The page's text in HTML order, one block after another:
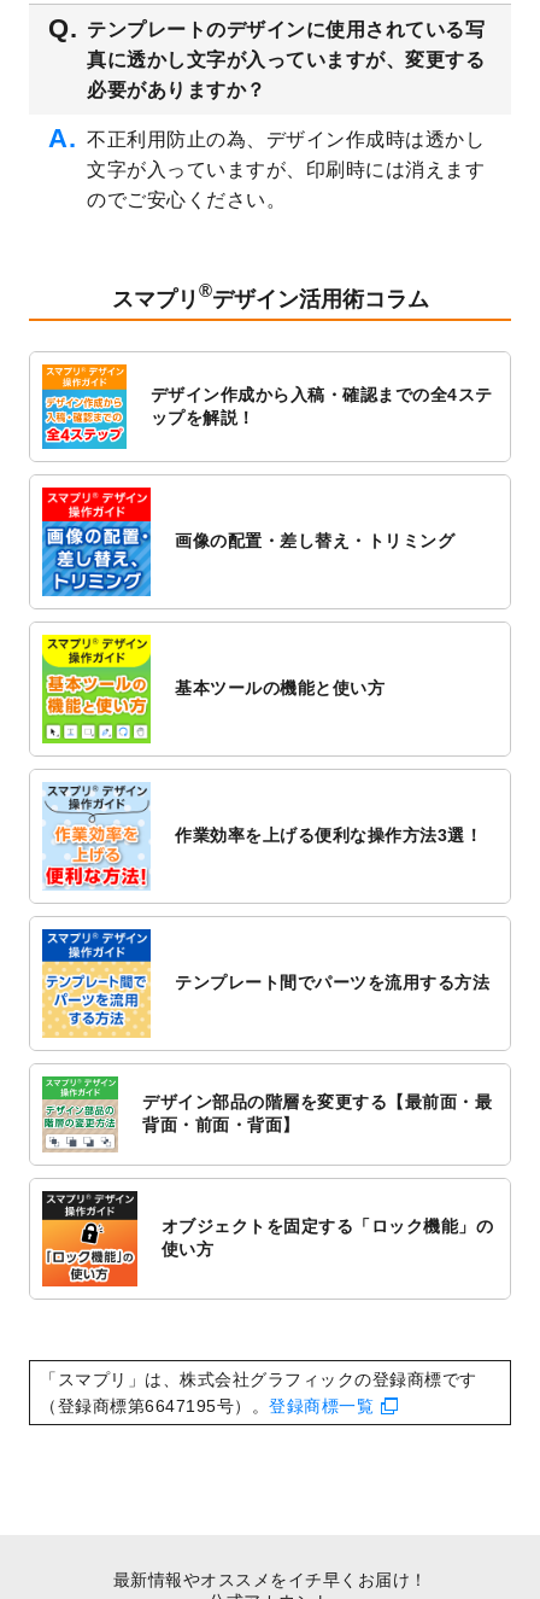
2023/3/16
シール・ラベルのデザインテンプレートを
公開いたしました。
2023/3/13
封筒（長3、洋長3、角2）のデザインテンプ
レートを追加しました。
2023/3/13
クリアファイルのデザインテンプレート
追加しました。
2023/3/2
パワーポイント版テンプレートをダウンロ
追加しました。
2023/1/13
4月始まりのカレンダーデザインテンプレー
2023/1/5
スタンプカードのデザインテンプレート
追加しました。
2022/12/26
止のお知らせ
2022/12/16
トを公開いたしました。
2022/12/1
2022/11/25
【新商品】封筒が作成できるようになりま
2022/11/25
【新商品】クリアファイルが作成できるよ
2022/11/4
しました。
2022/10/26
レートを追加しました。
2022/10/26
追加しました。
2022/10/20
2022/10/14
年賀ポスターのデザインテンプレートを公
2022/10/6
チラシ作成からポスティング配布注文まで
2022/10/1
2023年版1月始まりのカレンダーデザイン
2022/9/21
コンサートのチラシデザインテンプレート
2022/9/5
年賀状のデザインテンプレート
2022/9/5
喪中はがきのデザインテンプレートを公開
2022/8/24
印刷用データの解像度
を引き上げまし
た！
テンプレートのデザインに使用されている写
真に透かし文字が入っていますが、変更する
必要がありますか？
不正利用防止の為、デザイン作成時は透かし
文字が入っていますが、印刷時には消えます
のでご安心ください。
スマプリ ®デザイン活用術コラム
デザイン作成から入稿・確認までの全4ステ
ップを解説！
画像の配置・差し替え・トリミング
基本ツールの機能と使い方
作業効率を上げる便利な操作方法3選！
テンプレート間でパーツを流用する方法
デザイン部品の階層を変更する【最前面・最
背面・前面・背面】
オブジェクトを固定する「ロック機能」の
使い方
「スマプリ」は、株式会社グラフィックの登録商標です
（登録商標第6647195号）。 登録商標一覧
最新情報やオススメをイチ早くお届け！